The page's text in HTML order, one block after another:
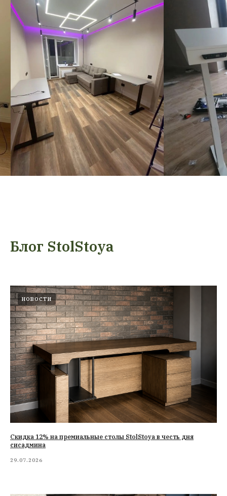
Блог StolStoya
НОВОСТИ
Cкидка 12% на премиальные столы StolStoya в честь дня
сисадмина
29.07.2026